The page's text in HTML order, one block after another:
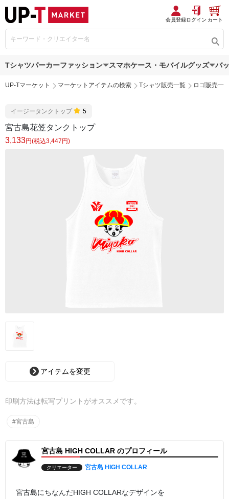
会員登録ログイン カート
Tシャツパーカーファッション スマホケース・モバイルグッズ バ
UP-Tマーケット マーケットアイテムの検索 Tシャツ販売一覧 ロゴ販売一
イージータンクトップ 5
宮古島花笠タンクトップ
3,133円(税込3,447円)
アイテムを変更
印刷方法は転写プリントがオススメです。
#宮古島
宮古島 HIGH COLLAR のプロフィール
クリエーター 宮古島 HIGH COLLAR
宮古島にちなんだHIGH COLLARなデザインを